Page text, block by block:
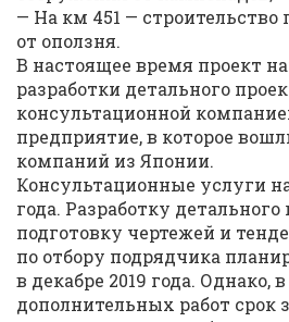
— На км 451 — строительство
от оползня.
В настоящее время проект
разработки детального
консультационной
предприятие, в которое
компаний из Японии.
Консультационные услуги
года. Разработку детального
подготовку чертежей и
по отбору подрядчика
в декабре 2019 года. Однако,
дополнительных работ срок